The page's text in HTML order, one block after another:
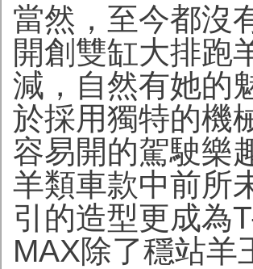
當然，至今都沒
開創雙缸大排跑
減，自然有她的
於採用獨特的機
容易開的駕駛樂
羊類車款中前所
引的造型更成為
MAX除了穩站羊